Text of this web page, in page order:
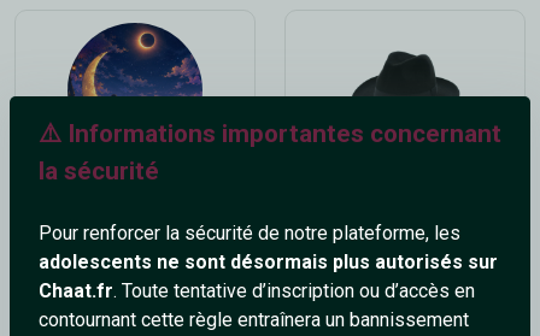
⚠️ Informations importantes concernant
la sécurité
Pour renforcer la sécurité de notre plateforme, les
adolescents ne sont désormais plus autorisés sur
Chaat.fr. Toute tentative d’inscription ou d’accès en
contournant cette règle entraînera un bannissement
25 ans 38 ans